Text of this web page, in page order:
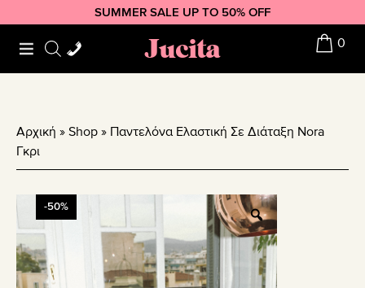
to
primary
to
main
to
footer
SUMMER SALE UP TO 50% OFF
Jucita 0
Αρχική » Shop » Παντελόνα Ελαστική Σε Διάταξη Nora
Γκρι
-50%